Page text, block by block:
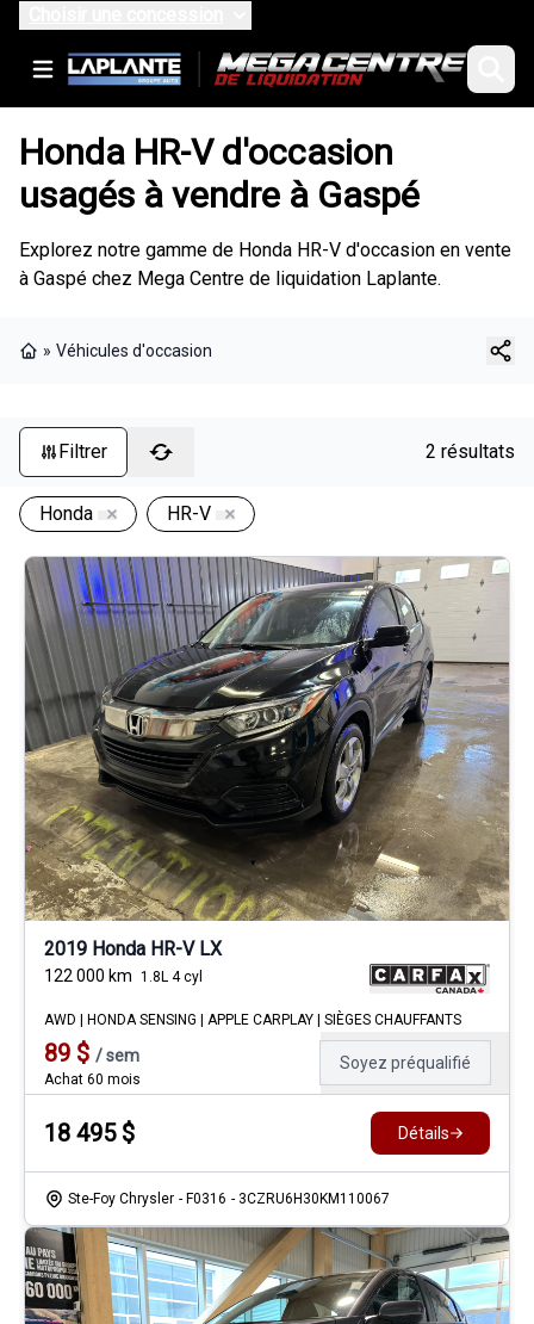
Honda HR-V d'occasion
usagés à vendre à Gaspé
Explorez notre gamme de Honda HR-V d'occasion en vente
à Gaspé chez Mega Centre de liquidation Laplante.
» Véhicules d'occasion
Filtrer 2 résultats
Honda HR-V
2019 Honda HR-V LX
122 000 km 1.8L 4 cyl
AWD | HONDA SENSING | APPLE CARPLAY | SIÈGES CHAUFFANTS
89 $ /sem
Achat 60 mois
Soyez préqualifié
18 495$ Détails
Ste-Foy Chrysler - F0316 - 3CZRU6H30KM110067